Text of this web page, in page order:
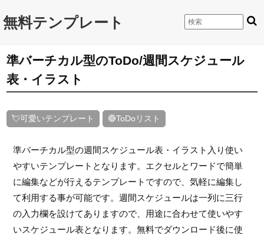
無料テンプレート
準バーチカル型のToDo/週間スケジュール
表・イラスト
💘可愛いテンプレート 🔴ToDoリスト
準バーチカル型の週間スケジュール表・イラスト入り使い
やすいテンプレートとなります。エクセルとワードで簡単
に編集などが行えるテンプレートですので、気軽に編集し
て利用する事が可能です。週間スケジュールは一列に三行
の入力欄を設けてありますので、用途に合わせて使いやす
いスケジュール表となります。無料でダウンロード後に使